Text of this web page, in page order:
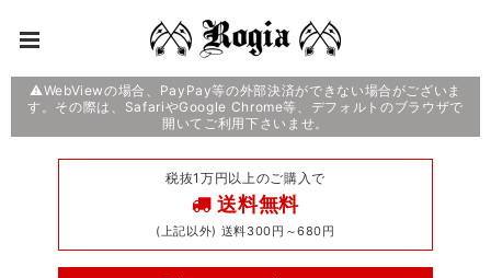
⚠️WebViewの場合、PayPay等の外部決済ができない場合がございま
す。その際は、SafariやGoogle Chrome等、デフォルトのブラウザで
開いてご利用下さいませ。
税抜1万円以上のご購入で
送料無料
(上記以外) 送料300円～680円